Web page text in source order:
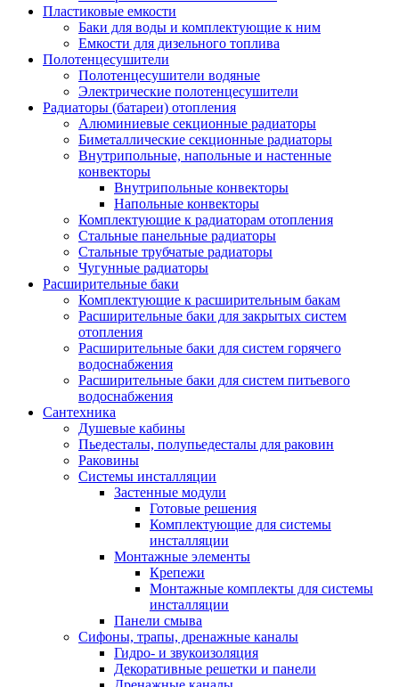
Пластиковые емкости
Баки для воды и комплектующие к ним
Емкости для дизельного топлива
Полотенцесушители
Полотенцесушители водяные
Электрические полотенцесушители
Радиаторы (батареи) отопления
Алюминиевые секционные радиаторы
Биметаллические секционные радиаторы
Внутрипольные, напольные и настенные
конвекторы
Внутрипольные конвекторы
Напольные конвекторы
Комплектующие к радиаторам отопления
Стальные панельные радиаторы
Стальные трубчатые радиаторы
Чугунные радиаторы
Расширительные баки
Комплектующие к расширительным бакам
Расширительные баки для закрытых систем
отопления
Расширительные баки для систем горячего
водоснабжения
Расширительные баки для систем питьевого
водоснабжения
Сантехника
Душевые кабины
Пьедесталы, полупьедесталы для раковин
Раковины
Системы инсталляции
Застенные модули
Готовые решения
Комплектующие для системы
инсталляции
Монтажные элементы
Крепежи
Монтажные комплекты для системы
инсталляции
Панели смыва
Сифоны, трапы, дренажные каналы
Гидро- и звукоизоляция
Декоративные решетки и панели